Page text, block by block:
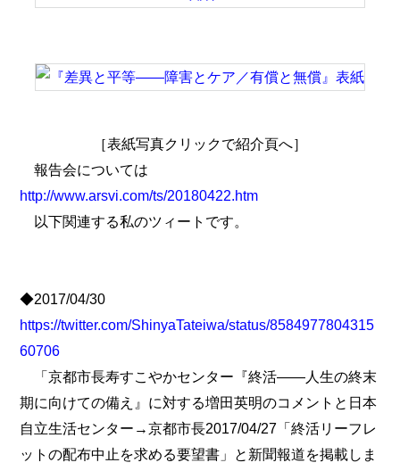
［表紙写真クリックで紹介頁へ］
報告会については
http://www.arsvi.com/ts/20180422.htm
以下関連する私のツィートです。
◆2017/04/30
https://twitter.com/ShinyaTateiwa/status/8584977804315
60706
「京都市長寿すこやかセンター『終活――人生の終末
期に向けての備え』に対する増田英明のコメントと日本
自立生活センター→京都市長2017/04/27「終活リーフレ
ットの配布中止を求める要望書」と新聞報道を掲載しま